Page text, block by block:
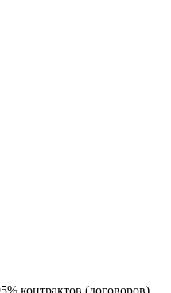
контрактов (договоров)